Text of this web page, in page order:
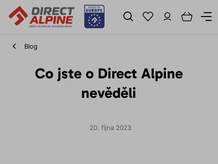
Blog
Co jste o Direct Alpine
nevěděli
20. října 2023